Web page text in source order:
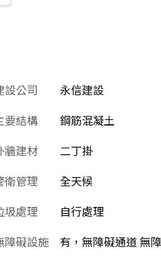
設公司
永信建設
要結構
鋼筋混凝土
牆建材
二丁掛
衛管理
全天候
圾處理
自行處理
障礙設施
有，無障礙通道 無